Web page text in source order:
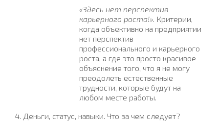
«Здесь нет перспектив
карьерного роста!». Критерии,
когда объективно на предприятии
нет перспектив
профессионального и карьерного
роста, а где это просто красивое
объяснение того, что я не могу
преодолеть естественные
трудности, которые будут на
любом месте работы.
4. Деньги, статус, навыки. Что за чем следует?